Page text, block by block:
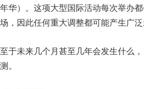
年华）。这项大型国际活动每次举办
场，因此任何重大调整都可能产生广泛
至于未来几个月甚至几年会发生什么
测。